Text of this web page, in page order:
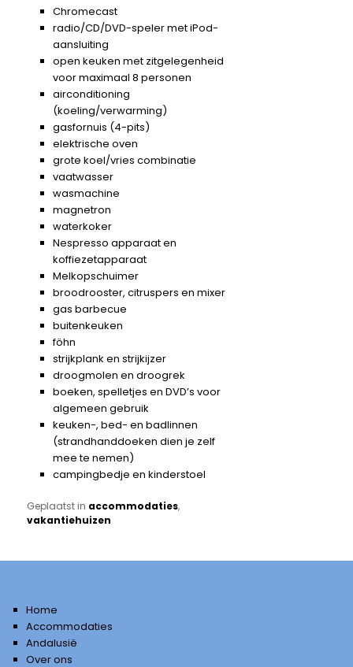
Chromecast
radio/CD/DVD-speler met iPod-
aansluiting
open keuken met zitgelegenheid
voor maximaal 8 personen
airconditioning
(koeling/verwarming)
gasfornuis (4-pits)
elektrische oven
grote koel/vries combinatie
vaatwasser
wasmachine
magnetron
waterkoker
Nespresso apparaat en
koffiezetapparaat
Melkopschuimer
broodrooster, citruspers en mixer
gas barbecue
buitenkeuken
föhn
strijkplank en strijkijzer
droogmolen en droogrek
boeken, spelletjes en DVD’s voor
algemeen gebruik
keuken-, bed- en badlinnen
(strandhanddoeken dien je zelf
mee te nemen)
campingbedje en kinderstoel
Geplaatst in accommodaties,
vakantiehuizen
Home
Accommodaties
Andalusië
Over ons